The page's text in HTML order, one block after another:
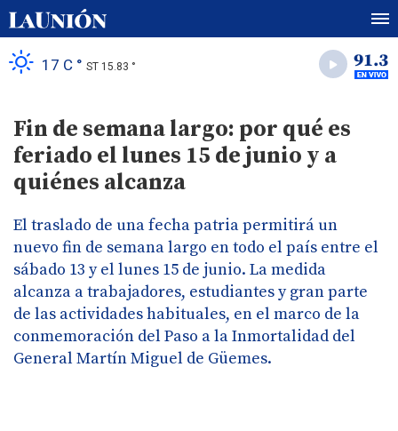
17 C ° ST 15.83 °
Fin de semana largo: por qué es
feriado el lunes 15 de junio y a
quiénes alcanza
El traslado de una fecha patria permitirá un
nuevo fin de semana largo en todo el país entre el
sábado 13 y el lunes 15 de junio. La medida
alcanza a trabajadores, estudiantes y gran parte
de las actividades habituales, en el marco de la
conmemoración del Paso a la Inmortalidad del
General Martín Miguel de Güemes.